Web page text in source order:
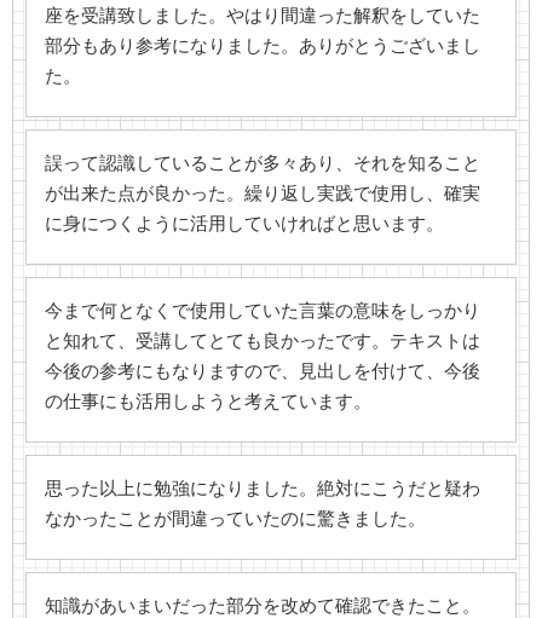
座を受講致しました。やはり間違った解釈をしていた
部分もあり参考になりました。ありがとうございまし
た。
誤って認識していることが多々あり、それを知ること
が出来た点が良かった。繰り返し実践で使用し、確実
に身につくように活用していければと思います。
今まで何となくで使用していた言葉の意味をしっかり
と知れて、受講してとても良かったです。テキストは
今後の参考にもなりますので、見出しを付けて、今後
の仕事にも活用しようと考えています。
思った以上に勉強になりました。絶対にこうだと疑わ
なかったことが間違っていたのに驚きました。
知識があいまいだった部分を改めて確認できたこと。